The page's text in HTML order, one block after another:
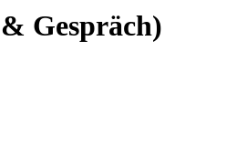
Gespräch)